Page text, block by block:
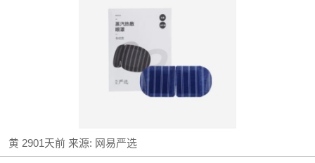
黄 2901天前来源: 网易严选